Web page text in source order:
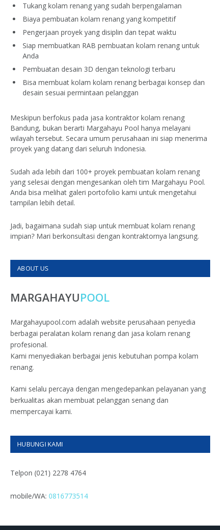
Tukang kolam renang yang sudah berpengalaman
Biaya pembuatan kolam renang yang kompetitif
Pengerjaan proyek yang disiplin dan tepat waktu
Siap membuatkan RAB pembuatan kolam renang untuk
Anda
Pembuatan desain 3D dengan teknologi terbaru
Bisa membuat kolam kolam renang berbagai konsep dan
desain sesuai permintaan pelanggan
Meskipun berfokus pada jasa kontraktor kolam renang
Bandung, bukan berarti Margahayu Pool hanya melayani
wilayah tersebut. Secara umum perusahaan ini siap menerima
proyek yang datang dari seluruh Indonesia.
Sudah ada lebih dari 100+ proyek pembuatan kolam renang
yang selesai dengan mengesankan oleh tim Margahayu Pool.
Anda bisa melihat galeri portofolio kami untuk mengetahui
tampilan lebih detail.
Jadi, bagaimana sudah siap untuk membuat kolam renang
impian? Mari berkonsultasi dengan kontraktornya langsung.
ABOUT US
MARGAHAYUPOOL
Margahayupool.com adalah website perusahaan penyedia
berbagai peralatan kolam renang dan jasa kolam renang
profesional.
Kami menyediakan berbagai jenis kebutuhan pompa kolam
renang.
Kami selalu percaya dengan mengedepankan pelayanan yang
berkualitas akan membuat pelanggan senang dan
mempercayai kami.
HUBUNGI KAMI
Telpon (021) 2278 4764
mobile/WA: 0816773514